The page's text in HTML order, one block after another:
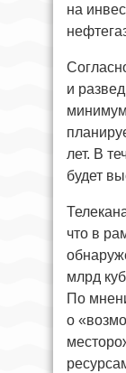
на
и
лет. В
будет
что в
млрд
По
о